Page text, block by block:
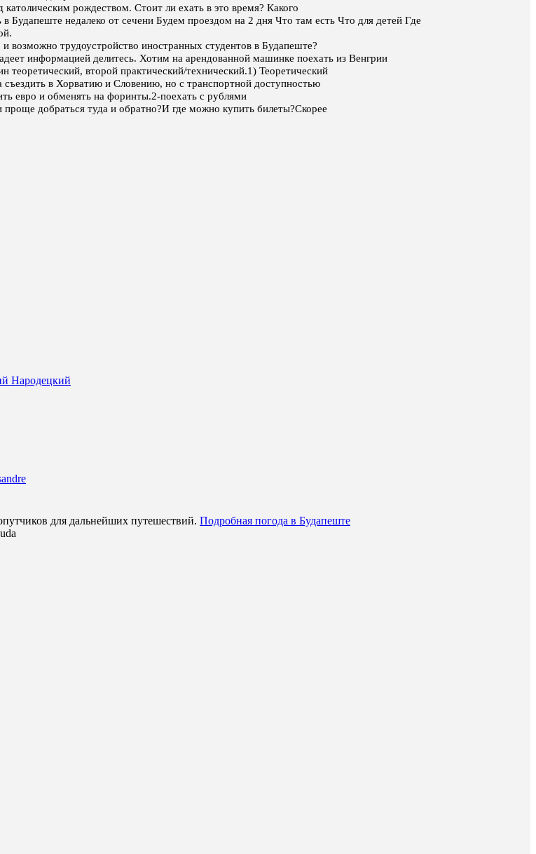
рождеством. Стоит ли ехать в это время? Какого
Будапеште недалеко от сечени Будем проездом на 2 дня Что там есть Что для детей Где
возможно трудоустройство иностранных студентов в Будапеште?
информацией делитесь. Хотим на арендованной машинке поехать из Венгрии
теоретический, второй практический/технический.1) Теоретический
в Хорватию и Словению, но с транспортной доступностью
евро и обменять на форинты.2-поехать с рублями
добраться туда и обратно?И где можно купить билеты?Скорее
Народецкий
для дальнейших путешествий. Подробная погода в Будапеште